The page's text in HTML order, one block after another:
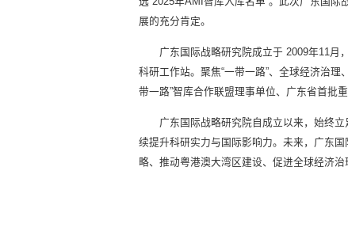
展的充分肯定。
广东国际战略研究院成立于 2009年11月
科研工作站。聚焦“一带一路”、全球经济治
带一路”智库合作联盟理事单位、广东省首批
广东国际战略研究院自成立以来，始终
续提升科研实力与国际影响力。未来，广东
略、推动粤港澳大湾区建设、促进全球经济治